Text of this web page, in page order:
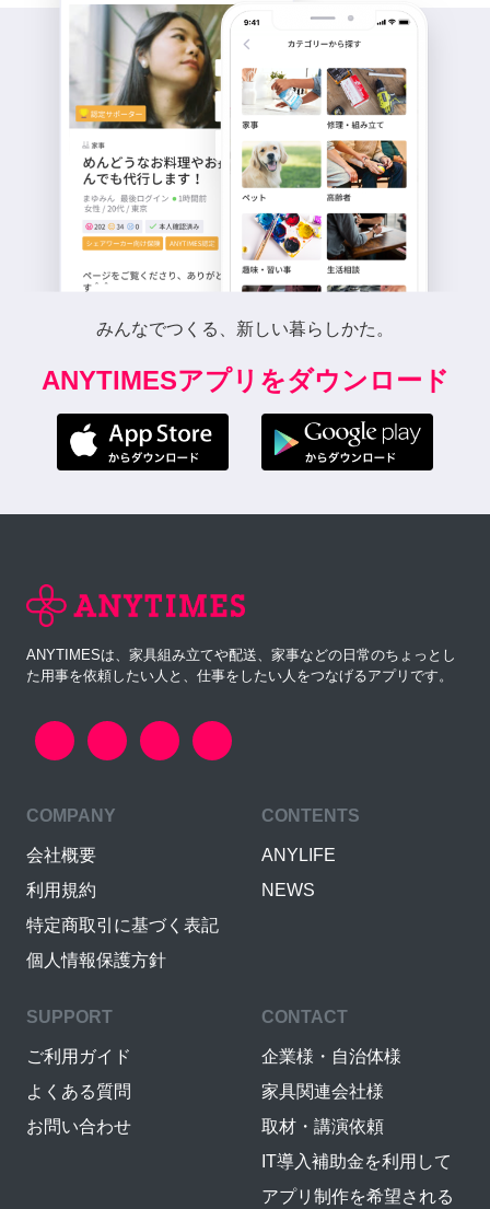
みんなでつくる、新しい暮らしかた。
ANYTIMESアプリをダウンロード
ANYTIMESは、家具組み立てや配送、家事などの日常のちょっとし
た用事を依頼したい人と、仕事をしたい人をつなげるアプリです。
COMPANY
会社概要
利用規約
特定商取引に基づく表記
個人情報保護方針
CONTENTS
ANYLIFE
NEWS
SUPPORT
ご利用ガイド
よくある質問
お問い合わせ
CONTACT
企業様・自治体様
家具関連会社様
取材・講演依頼
IT導入補助金を利用して
アプリ制作を希望される